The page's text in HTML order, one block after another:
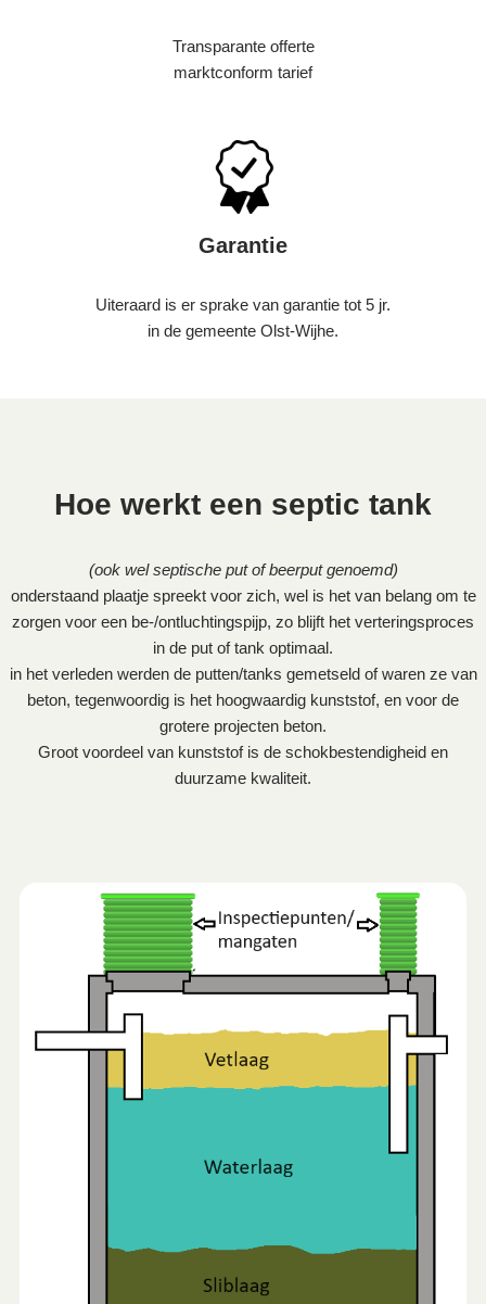
Transparante offerte
marktconform tarief
Garantie
Uiteraard is er sprake van garantie tot 5 jr.
in de gemeente Olst-Wijhe.
Hoe werkt een septic tank
(ook wel septische put of beerput genoemd)
onderstaand plaatje spreekt voor zich, wel is het van belang om te
zorgen voor een be-/ontluchtingspijp, zo blijft het verteringsproces
in de put of tank optimaal.
in het verleden werden de putten/tanks gemetseld of waren ze van
beton, tegenwoordig is het hoogwaardig kunststof, en voor de
grotere projecten beton.
Groot voordeel van kunststof is de schokbestendigheid en
duurzame kwaliteit.